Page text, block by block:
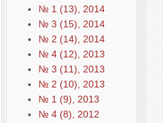
№ 1 (13), 2014
№ 3 (15), 2014
№ 2 (14), 2014
№ 4 (12), 2013
№ 3 (11), 2013
№ 2 (10), 2013
№ 1 (9), 2013
№ 4 (8), 2012